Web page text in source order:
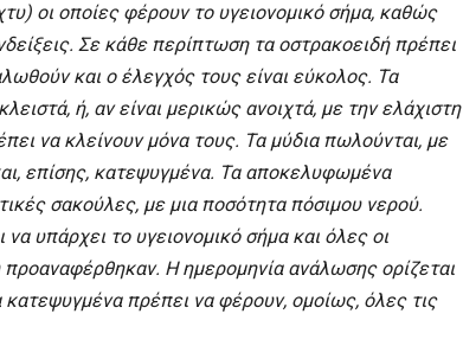
οι οποίες φέρουν το υγειονομικό σήμα, καθώς
Σε κάθε περίπτωση τα οστρακοειδή πρέπει
και ο έλεγχός τους είναι εύκολος. Τα
ή, αν είναι μερικώς ανοιχτά, με την ελάχιστη
να κλείνουν μόνα τους. Τα μύδια πωλούνται, με
επίσης, κατεψυγμένα. Τα αποκελυφωμένα
σακούλες, με μια ποσότητα πόσιμου νερού.
υπάρχει το υγειονομικό σήμα και όλες οι
Η ημερομηνία ανάλωσης ορίζεται
πρέπει να φέρουν, ομοίως, όλες τις